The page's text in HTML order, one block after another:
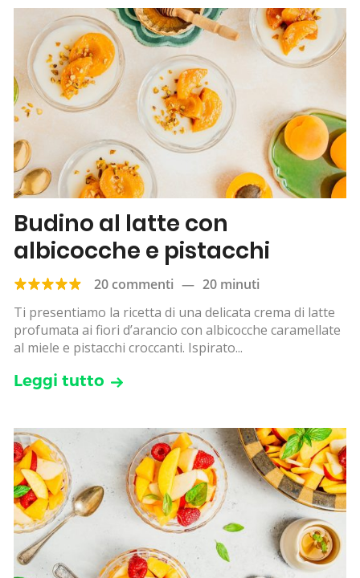
Budino al latte con
albicocche e pistacchi
20 commenti — 20 minuti
Ti presentiamo la ricetta di una delicata crema di latte
profumata ai fiori d’arancio con albicocche caramellate
al miele e pistacchi croccanti. Ispirato...
Leggi tutto